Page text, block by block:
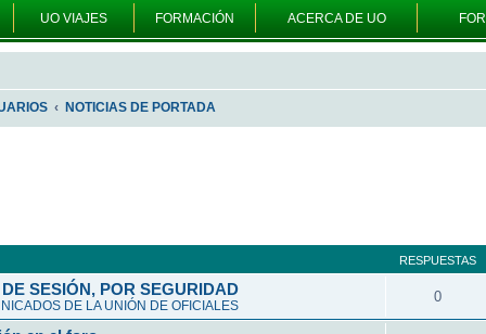
UO VIAJES FORMACIÓN ACERCA DE UO
NOTICIAS DE PORTADA
RESPUESTAS
SESIÓN, POR SEGURIDAD
DE LA UNIÓN DE OFICIALES
0